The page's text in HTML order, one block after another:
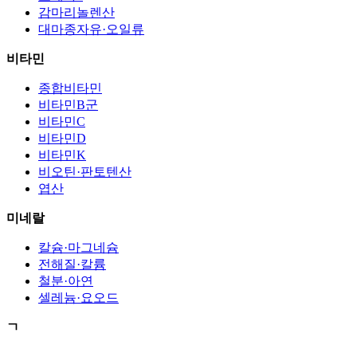
감마리놀렌산
대마종자유·오일류
비타민
종합비타민
비타민B군
비타민C
비타민D
비타민K
비오틴·판토텐산
엽산
미네랄
칼슘·마그네슘
전해질·칼륨
철분·아연
셀레늄·요오드
ㄱ